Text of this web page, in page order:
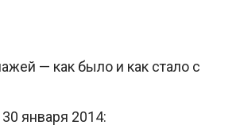
— как было и как стало с
января 2014: